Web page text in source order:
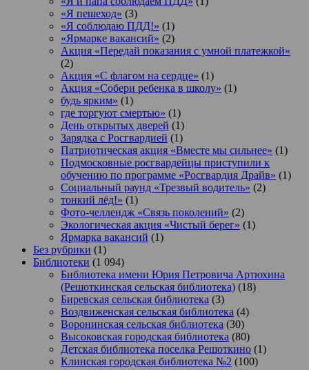
«Я пешеход» (3)
«Я соблюдаю ПДД!» (1)
«Ярмарке вакансий» (2)
Акция «Передай показания с умной платежкой»
(2)
Акция «С флагом на сердце» (1)
Акция «Собери ребенка в школу» (1)
будь ярким» (1)
где торгуют смертью» (1)
День открытых дверей (1)
Зарядка с Росгвардией (1)
Патриотическая акция «Вместе мы сильнее» (1)
Подмосковные росгвардейцы приступили к
обучению по программе «Росгвардия Драйв» (1)
Социальный раунд «Трезвый водитель» (2)
тонкий лёд!» (1)
Фото-челлендж «Связь поколений» (2)
Экологическая акция «Чистый берег» (1)
Ярмарка вакансий (1)
Без рубрики (1)
Библиотеки (1 094)
Библиотека имени Юрия Петровича Артюхина
(Решоткинская сельская библиотека) (18)
Биревская сельская библиотека (3)
Воздвиженская сельская библиотека (4)
Воронинская сельская библиотека (30)
Высоковская городская библиотека (80)
Детская библиотека поселка Решоткино (1)
Клинская городская библиотека №2 (100)